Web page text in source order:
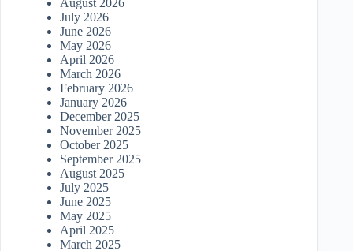
August 2026
July 2026
June 2026
May 2026
April 2026
March 2026
February 2026
January 2026
December 2025
November 2025
October 2025
September 2025
August 2025
July 2025
June 2025
May 2025
April 2025
March 2025